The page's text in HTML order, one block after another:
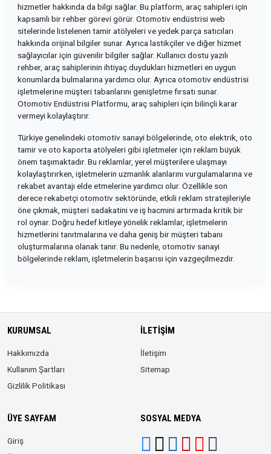
hizmetler hakkında da bilgi sağlar. Bu platform, araç sahipleri için
kapsamlı bir rehber görevi görür. Otomotiv endüstrisi web
sitelerinde listelenen tamir atölyeleri ve yedek parça satıcıları
hakkında orijinal bilgiler sunar. Ayrıca lastikçiler ve diğer hizmet
sağlayıcılar için güvenilir bilgiler sağlar. Kullanıcı dostu yazılı
rehber, araç sahiplerinin ihtiyaç duydukları hizmetleri en uygun
konumlarda bulmalarına yardımcı olur. Ayrıca otomotiv endüstrisi
işletmelerine müşteri tabanlarını genişletme fırsatı sunar.
Otomotiv Endüstrisi Platformu, araç sahipleri için bilinçli karar
vermeyi kolaylaştırır.
Türkiye genelindeki otomotiv sanayi bölgelerinde, oto elektrik, oto
tamir ve oto kaporta atölyeleri gibi işletmeler için reklam büyük
önem taşımaktadır. Bu reklamlar, yerel müşterilere ulaşmayı
kolaylaştırırken, işletmelerin uzmanlık alanlarını vurgulamalarına ve
rekabet avantajı elde etmelerine yardımcı olur. Özellikle son
derece rekabetçi otomotiv sektöründe, etkili reklam stratejileriyle
öne çıkmak, müşteri sadakatini ve iş hacmini artırmada kritik bir
rol oynar. Doğru hedef kitleye yönelik reklamlar, işletmelerin
hizmetlerini tanıtmalarına ve daha geniş bir müşteri tabanı
oluşturmalarına olanak tanır. Bu nedenle, otomotiv sanayi
bölgelerinde reklam, işletmelerin başarısı için vazgeçilmezdir.
KURUMSAL
Hakkımızda
Kullanım Şartları
Gizlilik Politikası
İLETIŞIM
İletişim
Sitemap
ÜYE SAYFAM
Giriş
SOSYAL MEDYA